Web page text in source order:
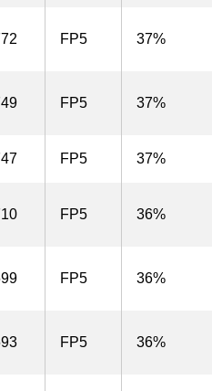
FP5 37%
FP5 37%
FP5 37%
FP5 36%
FP5 36%
FP5 36%